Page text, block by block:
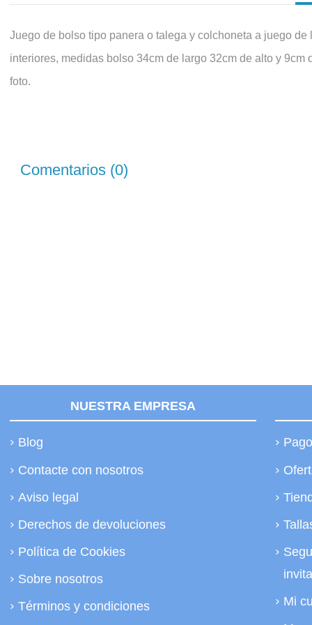
Juego de bolso tipo panera o talega y colchoneta a juego
interiores, medidas bolso 34cm de largo 32cm de alto y
foto.
Comentarios (0)
NUESTRA EMPRESA
Blog
Contacte con nosotros
Aviso legal
Derechos de devoluciones
Política de Cookies
Sobre nosotros
Términos y condiciones
Mi